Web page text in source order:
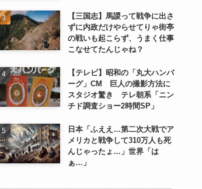
【三国志】馬謖って戦争に出さ
ずに内政だけやらせてりゃ街亭
の戦いも起こらず、うまく仕事
こなせてたんじゃね？
【テレビ】昭和の「丸大ハンバ
ーグ」CM 巨人の撮影方法に
スタジオ驚き テレ朝系「ニン
チド調査ショー2時間SP」
日本「ふええ…第二次大戦でア
メリカと戦争して310万人も死
んじゃったょ…」世界「は
ぁ…」